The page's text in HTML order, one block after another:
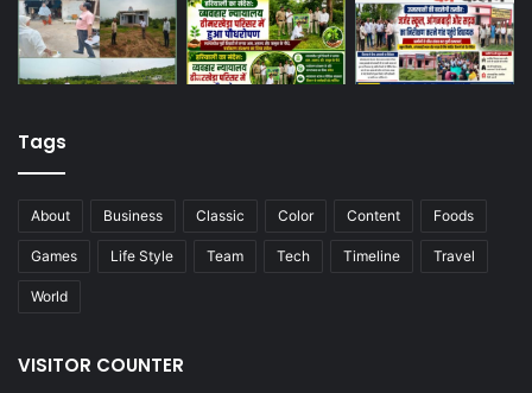
Tags
About Business Classic Color Content Foods
Games Life Style Team Tech Timeline Travel
World
VISITOR COUNTER